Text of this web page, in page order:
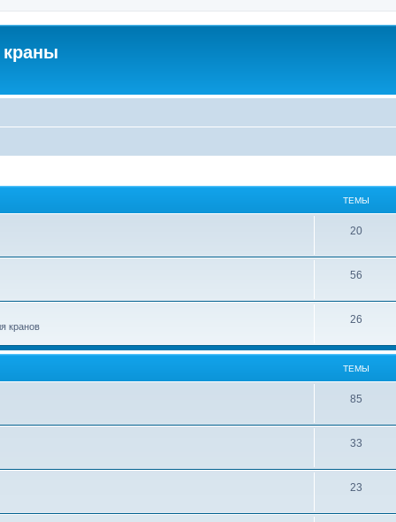
ТЕМЫ
20
56
кранов
26
ТЕМЫ
85
33
23